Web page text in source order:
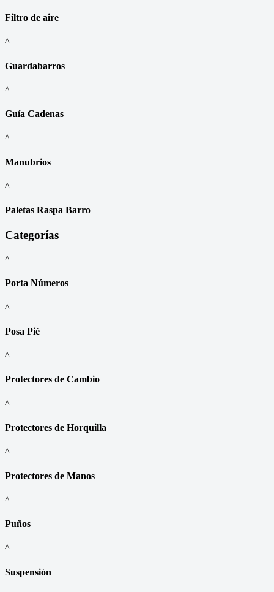
Filtro de aire
^
Guardabarros
^
Guía Cadenas
^
Manubrios
^
Paletas Raspa Barro
Categorías
^
Porta Números
^
Posa Pié
^
Protectores de Cambio
^
Protectores de Horquilla
^
Protectores de Manos
^
Puños
^
Suspensión